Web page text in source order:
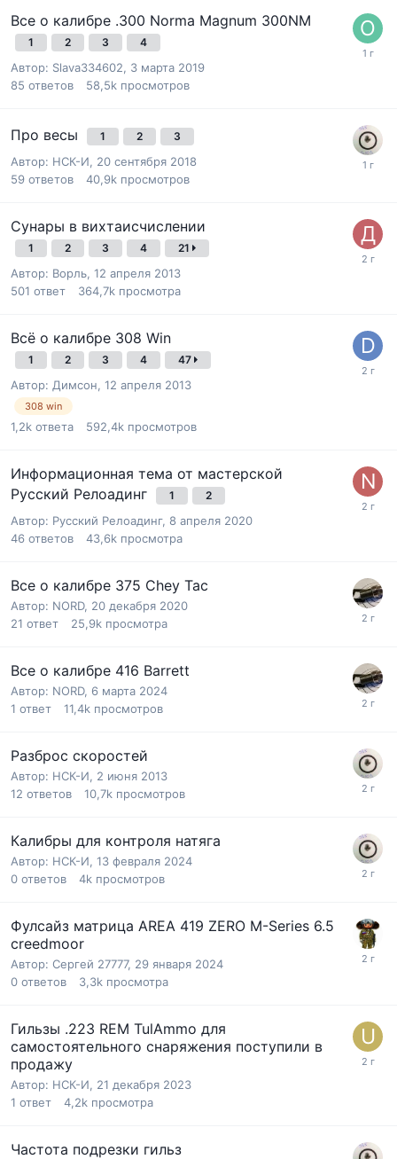
Все о калибре .300 Norma Magnum 300NM
1 2 3 4
Автор: Slava334602, 3 марта 2019
85 ответов 58,5k просмотров
Про весы 1 2 3
Автор: НСК-И, 20 сентября 2018
59 ответов 40,9k просмотров
Сунары в вихтаисчислении
1 2 3 4 21
Автор: Ворль, 12 апреля 2013
501 ответ 364,7k просмотра
Всё о калибре 308 Win
1 2 3 4 47
Автор: Димсон, 12 апреля 2013
308 win
1,2k ответа 592,4k просмотров
Информационная тема от мастерской
Русский Релоадинг
1 2
Автор: Русский Релоадинг, 8 апреля 2020
46 ответов 43,6k просмотра
Все о калибре 375 Chey Tac
Автор: NORD, 20 декабря 2020
21 ответ 25,9k просмотра
Все о калибре 416 Barrett
Автор: NORD, 6 марта 2024
1 ответ 11,4k просмотров
Разброс скоростей
Автор: НСК-И, 2 июня 2013
12 ответов 10,7k просмотров
Калибры для контроля натяга
Автор: НСК-И, 13 февраля 2024
0 ответов 4k просмотров
Фулсайз матрица AREA 419 ZERO M-Series 6.5
creedmoor
Автор: Сергей 27777, 29 января 2024
0 ответов 3,3k просмотра
Гильзы .223 REM TulAmmo для
самостоятельного снаряжения поступили в
продажу
Автор: НСК-И, 21 декабря 2023
1 ответ 4,2k просмотра
Частота подрезки гильз